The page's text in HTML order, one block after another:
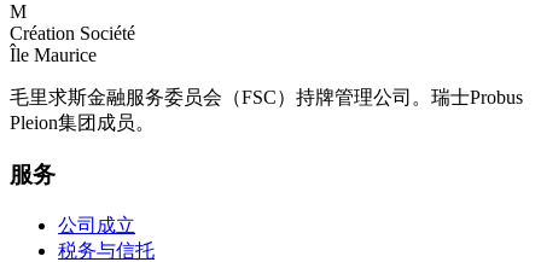
M
Création Société
Île Maurice
毛里求斯金融服务委员会（FSC）持牌管理公司。瑞士Probus
Pleion集团成员。
服务
公司成立
税务与信托